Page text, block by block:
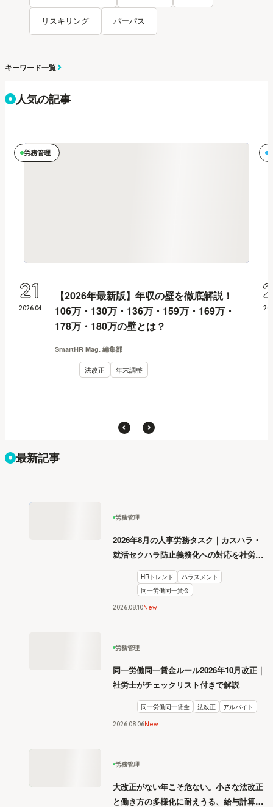
リスキリング パーパス
キーワード一覧
人気の記事
労務管理
【2026年最新版】年収の壁を徹底解説！
106万・130万・136万・159万・169万・
178万・180万の壁とは？
SmartHR Mag. 編集部
法改正 年末調整
2026.04
21
最新記事
労務管理
2026年8月の人事労務タスク｜カスハラ・
就活セクハラ防止義務化への対応を社労士
HRトレンド
ハラスメント
同一労働同一賃金
2026.0810New
労務管理
同一労働同一賃金ルール2026年10月改正｜
社労士がチェックリスト付きで解説
同一労働同一賃金 法改正 アルバイト
2026.08 06New
労務管理
大改正がない年こそ危ない。小さな法改正
と働き方の多様化に耐えうる、給与計算と